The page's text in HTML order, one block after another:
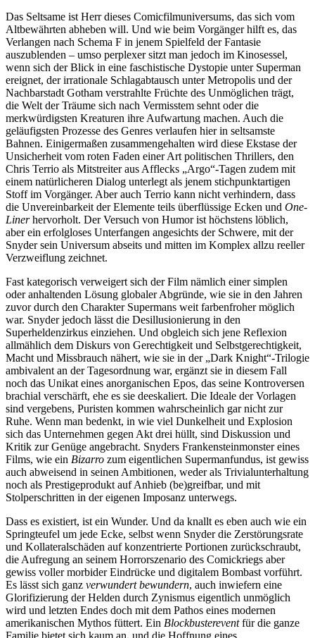
Das Seltsame ist Herr dieses Comicfilmuniversums, das sich vom
Altbewährten abheben will. Und wie beim Vorgänger hilft es, das
Verlangen nach Schema F in jenem Spielfeld der Fantasie
auszublenden – umso perplexer sitzt man jedoch im Kinosessel,
wenn sich der Blick in eine faschistische Dystopie unter Superman
ereignet, der irrationale Schlagabtausch unter Metropolis und der
Nachbarstadt Gotham verstrahlte Früchte des Unmöglichen trägt,
die Welt der Träume sich nach Vermisstem sehnt oder die
merkwürdigsten Kreaturen ihre Aufwartung machen. Auch die
geläufigsten Prozesse des Genres verlaufen hier in seltsamste
Bahnen. Einigermaßen zusammengehalten wird diese Ekstase der
Unsicherheit vom roten Faden einer Art politischen Thrillers, den
Chris Terrio als Mitstreiter aus Afflecks „Argo“-Tagen zudem mit
einem natürlicheren Dialog unterlegt als jenem stichpunktartigen
Stoff im Vorgänger. Aber auch Terrio kann nicht verhindern, dass
die Unvereinbarkeit der Elemente teils überflüssige Ecken und One-
Linerhervorholt. Der Versuch von Humor ist höchstens löblich,
aber ein erfolgloses Unterfangen angesichts der Schwere, mit der
Snyder sein Universum abseits und mitten im Komplex allzu reeller
Verzweiflung zeichnet.
Fast kategorisch verweigert sich der Film nämlich einer simplen
oder anhaltenden Lösung globaler Abgründe, wie sie in den Jahren
zuvor durch den Charakter Supermans weit farbenfroher möglich
war. Snyder jedoch lässt die Desillusionierung in den
Superheldenzirkus einziehen. Und obgleich sich jene Reflexion
allmählich dem Diskurs von Gerechtigkeit und Selbstgerechtigkeit,
Macht und Missbrauch nähert, wie sie in der „Dark Knight“-Trilogie
ambivalent an der Tagesordnung war, ergänzt sie in diesem Fall
noch das Unikat eines anorganischen Epos, das seine Kontroversen
brachial verschärft, ehe es sie deeskaliert. Die Ideale der Vorlagen
sind vergebens, Puristen kommen wahrscheinlich gar nicht zur
Ruhe. Wenn man bedenkt, in wie viel Dunkelheit und Explosion
sich das Unternehmen gegen Akt drei hüllt, sind Diskussion und
Kritik zur Genüge angebracht. Snyders Frankensteinmonster eines
Films, wie ein Bizarro zum eigentlichen Supermanfundus, ist gewiss
auch abweisend in seinen Ambitionen, weder als Trivialunterhaltung
noch als Prestigeprodukt auf Anhieb (be)greifbar, und mit
Stolperschritten in der eigenen Imposanz unterwegs.
Dass es existiert, ist ein Wunder. Und da knallt es eben auch wie ein
Springteufel um jede Ecke, selbst wenn Snyder die Zerstörungsrate
und Kollateralschäden auf konzentrierte Portionen zurückschraubt,
die Aufregung an seinem Horrorszenario des Comickriegs aber
gewiss voller morbider Eindrücke und digitalem Bombast vorführt.
Es lässt sich ganz verwundert bewundern, auch inwiefern eine
Glorifizierung der Helden durch Zynismus eigentlich unmöglich
wird und letzten Endes doch mit dem Pathos eines modernen
amerikanischen Mythos füttert. Ein Blockbustereventfür die ganze
Familie bietet sich kaum an, und die Hoffnung eines